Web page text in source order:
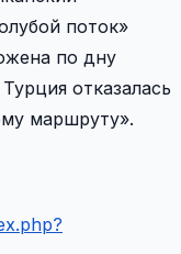
поток»
по дну
отказалась
маршруту».